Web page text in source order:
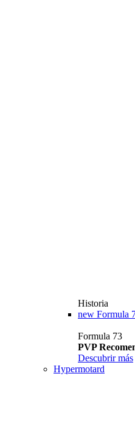
Historia
new Formula
Formula 73
PVP
Descubrir más
Hypermotard